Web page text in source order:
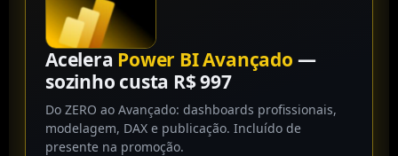
Acelera Power BI Avançado —
sozinho custa R$ 997
Do ZERO ao Avançado: dashboards profissionais,
modelagem, DAX e publicação. Incluído de
presente na promoção.